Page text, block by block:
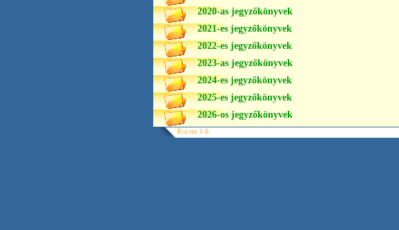
2020-as jegyzőkönyvek
2021-es jegyzőkönyvek
2022-es jegyzőkönyvek
2023-as jegyzőkönyvek
2024-es jegyzőkönyvek
2025-es jegyzőkönyvek
2026-os jegyzőkönyvek
Flister 1.6